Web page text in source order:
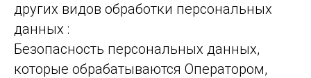
других видов обработки персональных
данных :
Безопасность персональных данных,
которые обрабатываются Оператором,